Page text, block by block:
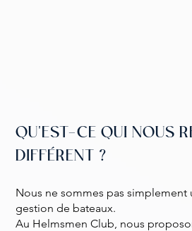
QU'EST-CE QUI NOUS
DIFFÉRENT ?
Nous ne sommes pas simplement
gestion de bateaux.
Au Helmsmen Club, nous